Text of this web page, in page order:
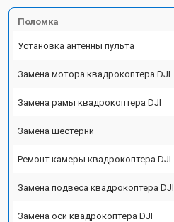
Поломка
Установка антенны пульта
Замена мотора квадрокоптера DJI
Замена рамы квадрокоптера DJI
Замена шестерни
Ремонт камеры квадрокоптера DJI
Замена подвеса квадрокоптера DJI
Замена оси квадрокоптера DJI